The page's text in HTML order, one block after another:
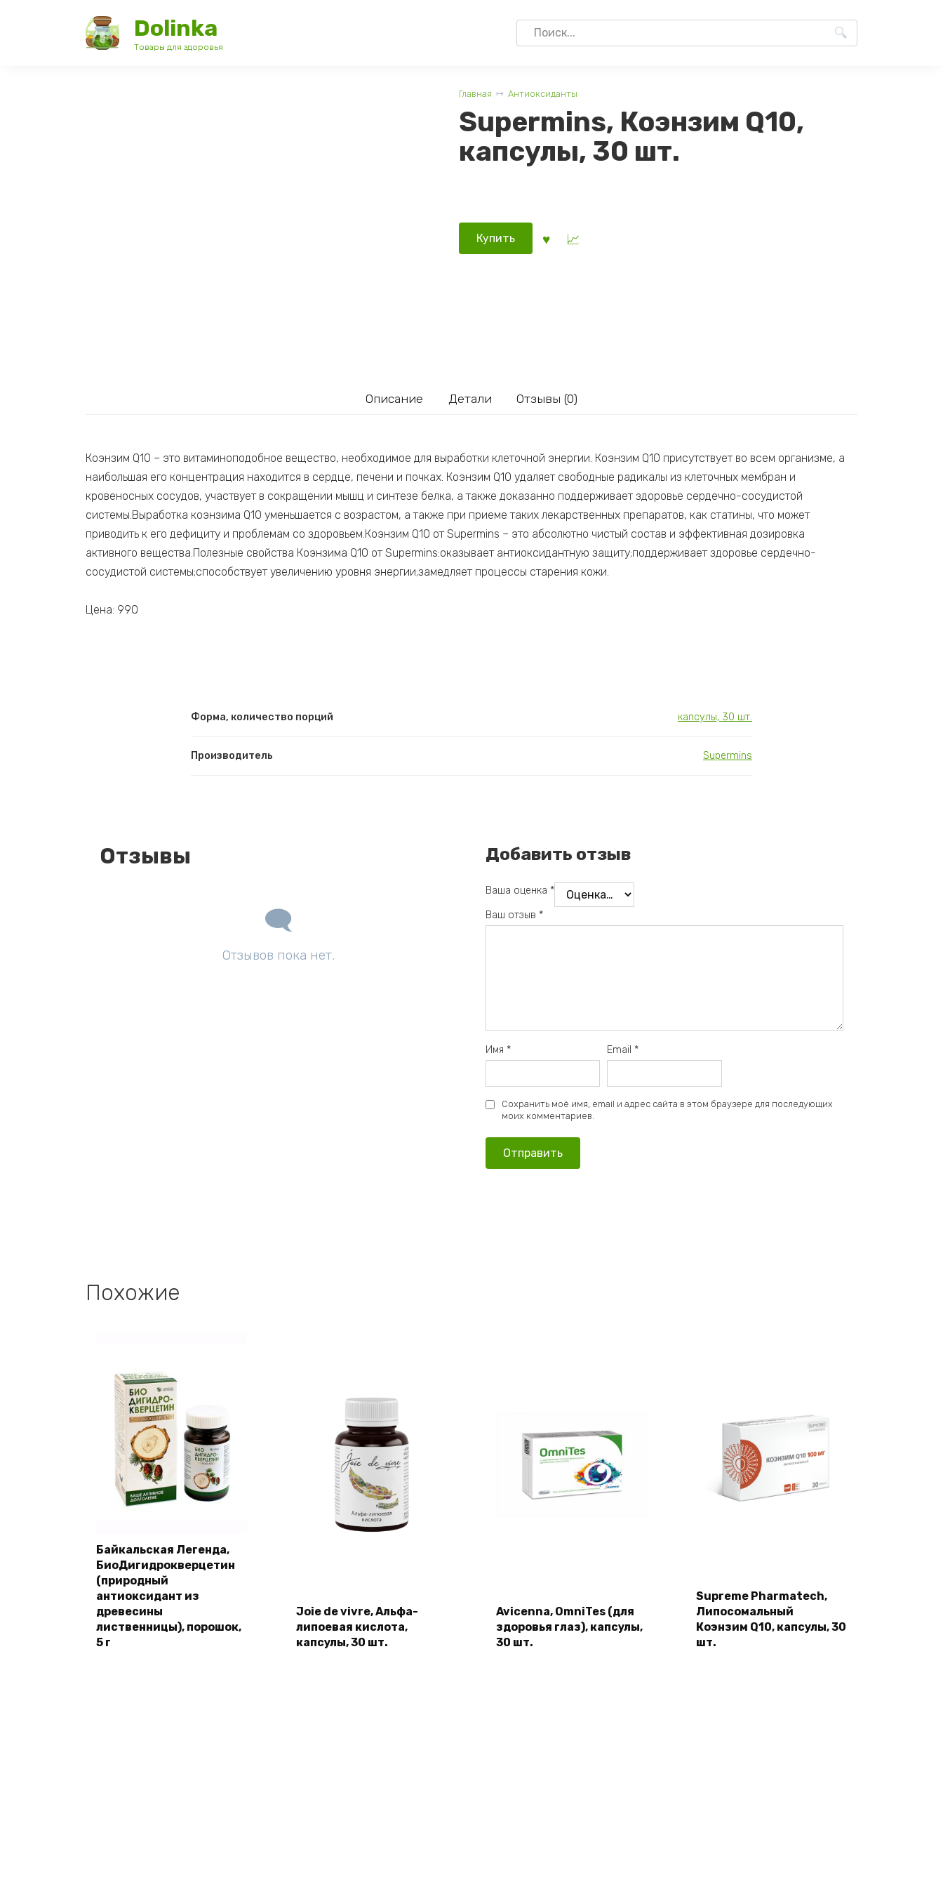
Dolinka
Товары для здоровья
Search
for:
Главная Антиоксиданты
Supermins, Коэнзим Q10,
капсулы, 30 шт.
Купить
Описание Детали Отзывы (0)
Коэнзим Q10 – это витаминоподобное вещество, необходимое для выработки клеточной энергии. Коэнзим Q10 присутствует во всем организме, а
наибольшая его концентрация находится в сердце, печени и почках. Коэнзим Q10 удаляет свободные радикалы из клеточных мембран и
кровеносных сосудов, участвует в сокращении мышц и синтезе белка, а также доказанно поддерживает здоровье сердечно-сосудистой
системы.Выработка коэнзима Q10 уменьшается с возрастом, а также при приеме таких лекарственных препаратов, как статины, что может
приводить к его дефициту и проблемам со здоровьем.Коэнзим Q10 от Supermins – это абсолютно чистый состав и эффективная дозировка
активного вещества.Полезные свойства Коэнзима Q10 от Supermins:оказывает антиоксидантную защиту;поддерживает здоровье сердечно-
сосудистой системы;способствует увеличению уровня энергии;замедляет процессы старения кожи.
Цена: 990
Форма, количество порций капсулы, 30 шт.
Производитель Supermins
Отзывы
Отзывов пока нет.
Добавить отзыв
Ваша оценка *
Ваш отзыв *
Имя * Email *
Сохранить моё имя, email и адрес сайта в этом браузере для последующих
моих комментариев.
Похожие
Байкальская Легенда,
БиоДигидрокверцетин
(природный
антиоксидант из
древесины
лиственницы), порошок,
5 г
Joie de vivre, Альфа-
липоевая кислота,
капсулы, 30 шт.
Avicenna, OmniTes (для
здоровья глаз), капсулы,
30 шт.
Supreme Pharmatech,
Липосомальный
Коэнзим Q10, капсулы, 30
шт.